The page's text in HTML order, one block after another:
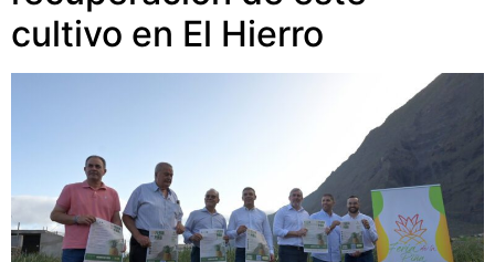
cultivo en El Hierro